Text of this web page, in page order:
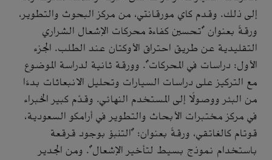
إلى ذلك. وقدم كاي مورقانتي، من مركز البحوث والتطوير،
ورقةً بعنوان "تحسين كفاءة محركات الإشعال الشراري
التقليدية عن طريق احتراق الأوكتان عند الطلب. الجزء
الأول: دراسات في المحركات". وورقة ثانية لدراسة الموضوع
مع التركيز على دراسات السيارات وتحليل الانبعاثات بدءًا
من البئر ووصولًا إلى المستخدم النهائي. وقدَّم كبير الخبراء
في مركز مختبرات الأبحاث والتطوير في أرامكو السعودية،
قوتام كالغاتقي، ورقةً بعنوان: "التنبؤ بوجود قرقعة
باستخدام نموذج بسيط لتأخير الإشعال". ومن الجدير